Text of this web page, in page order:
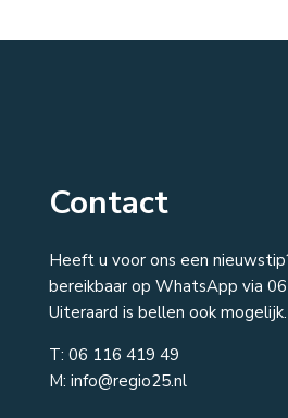
Contact
Heeft u voor ons een
bereikbaar op WhatsApp via
Uiteraard is bellen ook mogelijk.
T: 06 116 419 49
M: info@regio25.nl